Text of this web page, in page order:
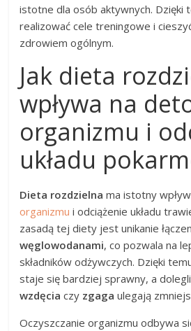
istotne dla osób aktywnych. Dzięki
realizować cele treningowe i
zdrowiem ogólnym.
Jak dieta
wpływa na
organizmu i
układu
Dieta rozdzielna ma istotny
organizmu i odciążenie układu
zasadą tej diety jest unikanie
węglowodanami, co pozwala na
składników odżywczych. Dzięki
staje się bardziej sprawny, a
wzdęcia czy zgaga ulegają
Oczyszczanie organizmu odbywa